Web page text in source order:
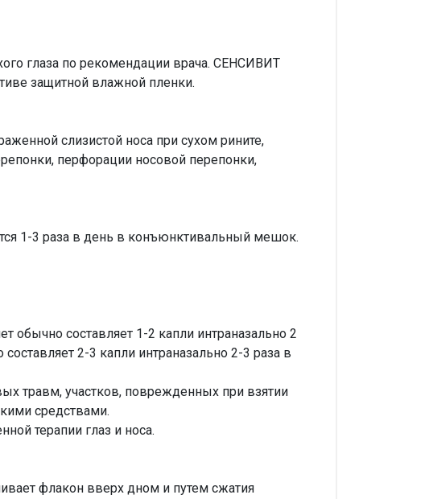
глаза по рекомендации врача. СЕНСИВИТ
защитной влажной пленки.
слизистой носа при сухом рините,
перфорации носовой перепонки,
1-3 раза в день в конъюнктивальный мешок.
обычно составляет 1-2 капли интраназально 2
2-3 капли интраназально 2-3 раза в
травм, участков, поврежденных при взятии
средствами.
терапии глаз и носа.
флакон вверх дном и путем сжатия